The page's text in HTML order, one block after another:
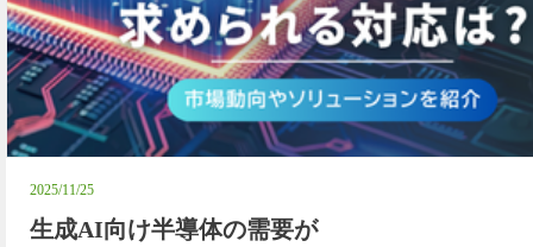
2025/11/25
生成AI向け半導体の需要が